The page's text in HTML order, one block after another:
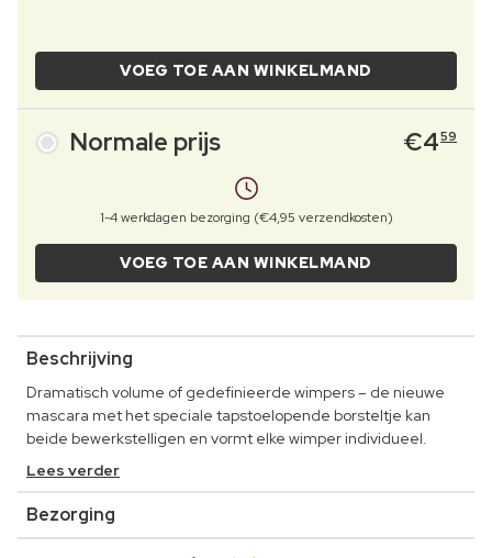
VOEG TOE AAN WINKELMAND
Normale prijs €459
1-4 werkdagen bezorging (€4,95 verzendkosten)
VOEG TOE AAN WINKELMAND
Beschrijving
Dramatisch volume of gedefinieerde wimpers – de nieuwe
mascara met het speciale tapstoelopende borsteltje kan
beide bewerkstelligen en vormt elke wimper individueel.
Lees verder
Bezorging